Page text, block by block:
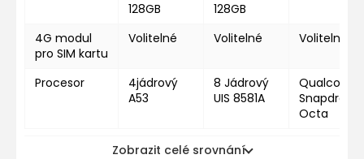
128GB
128GB
4G modul
pro SIM kartu
Volitelné Volitelné Volitelné
Procesor
4jádrový
A53
8 Jádrový
UIS 8581A
Octa
Zobrazit celé srovnání